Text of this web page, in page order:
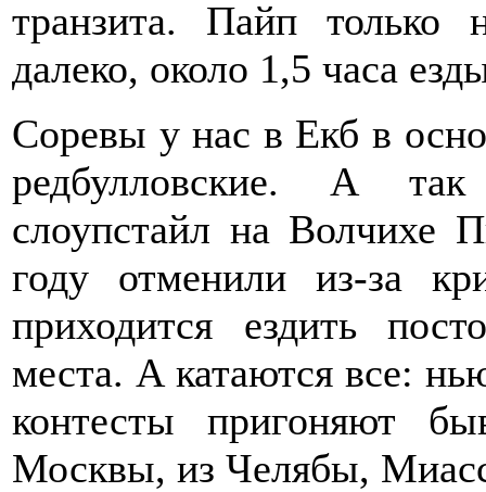
транзита. Пайп
далеко, около 1,5 часа
Соревы у нас в Екб в
редбулловские. А
слоупстайл на Волчихе
году отменили из-за
приходится ездить
места. А катаются все:
контесты пригоняют
Москвы, из Челябы,